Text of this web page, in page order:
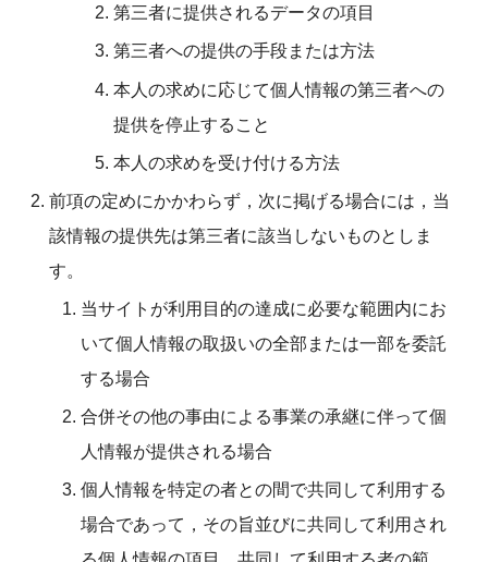
第三者に提供されるデータの項目
第三者への提供の手段または方法
本人の求めに応じて個人情報の第三者への
提供を停止すること
本人の求めを受け付ける方法
前項の定めにかかわらず，次に掲げる場合には，当
該情報の提供先は第三者に該当しないものとしま
す。
当サイトが利用目的の達成に必要な範囲内にお
いて個人情報の取扱いの全部または一部を委託
する場合
合併その他の事由による事業の承継に伴って個
人情報が提供される場合
個人情報を特定の者との間で共同して利用する
場合であって，その旨並びに共同して利用され